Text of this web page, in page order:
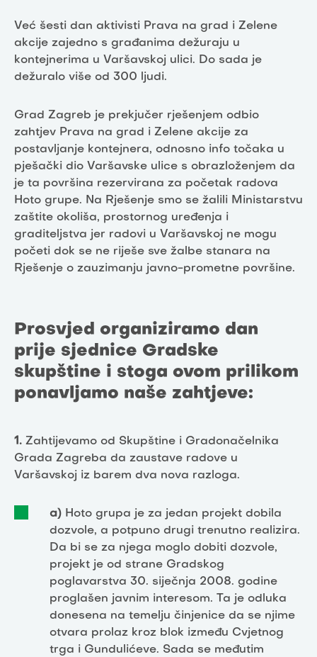
Već šesti dan aktivisti Prava na grad i Zelene
akcije zajedno s građanima dežuraju u
kontejnerima u Varšavskoj ulici. Do sada je
dežuralo više od 300 ljudi.
Grad Zagreb je prekjučer rješenjem odbio
zahtjev Prava na grad i Zelene akcije za
postavljanje kontejnera, odnosno info točaka u
pješački dio Varšavske ulice s obrazloženjem da
je ta površina rezervirana za početak radova
Hoto grupe. Na Rješenje smo se žalili Ministarstvu
zaštite okoliša, prostornog uređenja i
graditeljstva jer radovi u Varšavskoj ne mogu
početi dok se ne riješe sve žalbe stanara na
Rješenje o zauzimanju javno-prometne površine.
Prosvjed organiziramo dan
prije sjednice Gradske
skupštine i stoga ovom prilikom
ponavljamo naše zahtjeve:
1. Zahtijevamo od Skupštine i Gradonačelnika
Grada Zagreba da zaustave radove u
Varšavskoj iz barem dva nova razloga.
a) Hoto grupa je za jedan projekt dobila
dozvole, a potpuno drugi trenutno realizira.
Da bi se za njega moglo dobiti dozvole,
projekt je od strane Gradskog
poglavarstva 30. siječnja 2008. godine
proglašen javnim interesom. Ta je odluka
donesena na temelju činjenice da se njime
otvara prolaz kroz blok između Cvjetnog
trga i Gundulićeve. Sada se međutim